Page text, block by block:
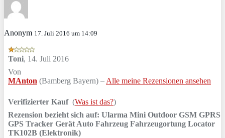
Anonym 17. Juli 2016 um 14:09
Toni, 14. Juli 2016
Von
MAnton (Bamberg Bayern) – Alle meine Rezensionen ansehen
Verifizierter Kauf (Was ist das?)
Rezension bezieht sich auf: Ularma Mini Outdoor GSM GPRS
GPS Tracker Gerät Auto Fahrzeug Fahrzeugortung Locator
TK102B (Elektronik)